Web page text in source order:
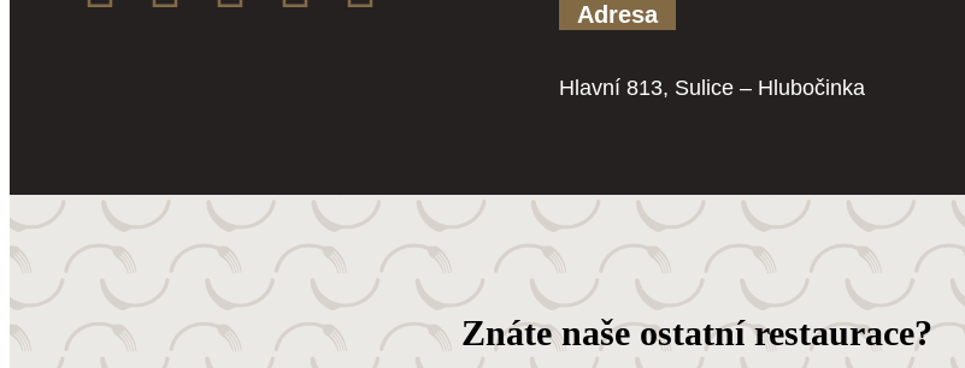
Adresa
Hlavní 813, Sulice – Hlubočinka
Znáte naše ostatní restaurace?